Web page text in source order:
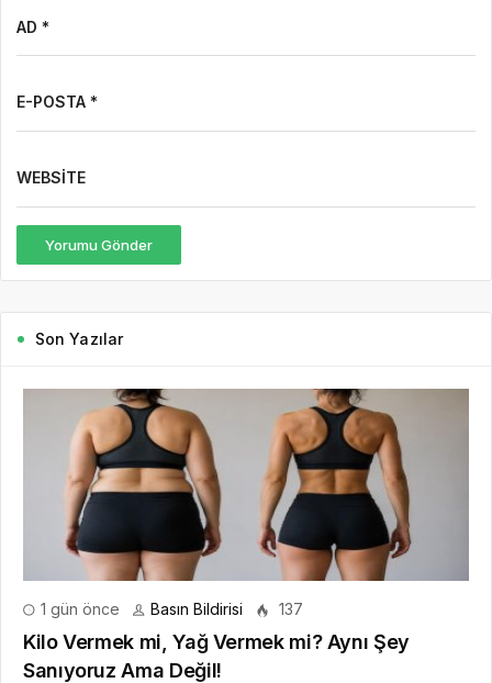
AD *
E-POSTA *
WEBSITE
Yorumu Gönder
Son Yazılar
1 gün önce Basın Bildirisi 137
Kilo Vermek mi, Yağ Vermek mi? Aynı Şey
Sanıyoruz Ama Değil!